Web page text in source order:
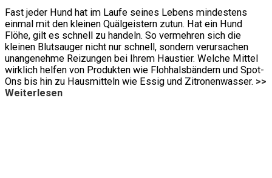
Fast jeder Hund hat im Laufe seines Lebens mindestens
einmal mit den kleinen Quälgeistern zutun. Hat ein Hund
Flöhe, gilt es schnell zu handeln. So vermehren sich die
kleinen Blutsauger nicht nur schnell, sondern verursachen
unangenehme Reizungen bei Ihrem Haustier. Welche Mittel
wirklich helfen von Produkten wie Flohhalsbändern und Spot-
Ons bis hin zu Hausmitteln wie Essig und Zitronenwasser. >>
Weiterlesen